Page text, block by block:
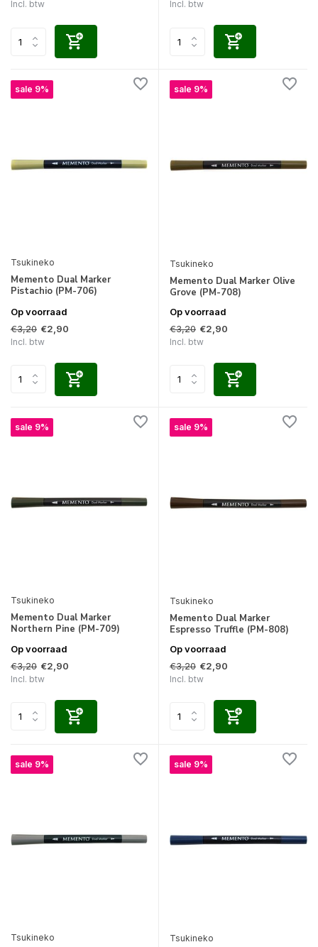
Incl. btw Incl. btw
sale 9%
Tsukineko
Memento Dual Marker
Pistachio (PM-706)
Op voorraad
€3,20 €2,90
Incl. btw
sale 9%
Tsukineko
Memento Dual Marker Olive
Grove (PM-708)
Op voorraad
€3,20 €2,90
Incl. btw
sale 9%
Tsukineko
Memento Dual Marker
Northern Pine (PM-709)
Op voorraad
€3,20 €2,90
Incl. btw
sale 9%
Tsukineko
Memento Dual Marker
Espresso Truffle (PM-808)
Op voorraad
€3,20 €2,90
Incl. btw
sale 9%
Tsukineko
sale 9%
Tsukineko